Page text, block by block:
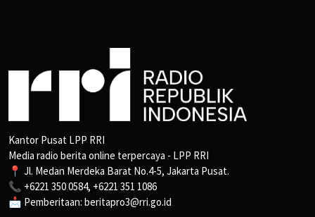
Kantor Pusat LPP RRI
Media radio berita online terpercaya - LPP RRI
📍 Jl. Medan Merdeka Barat No.4-5, Jakarta Pusat.
📞 +6221 350 0584, +6221 351 1086
📩 Pemberitaan: beritapro3@rri.go.id